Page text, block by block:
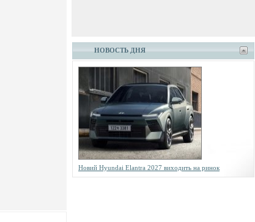
НОВОСТЬ ДНЯ
Новий Hyundai Elantra 2027 виходить на ринок